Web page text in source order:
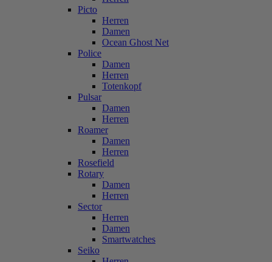
Picto
Herren
Damen
Ocean Ghost Net
Police
Damen
Herren
Totenkopf
Pulsar
Damen
Herren
Roamer
Damen
Herren
Rosefield
Rotary
Damen
Herren
Sector
Herren
Damen
Smartwatches
Seiko